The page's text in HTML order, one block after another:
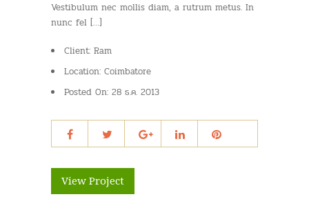
Vestibulum nec mollis diam, a rutrum metus. In
nunc fel […]
Client: Ram
Location: Coimbatore
Posted On: 28 ธ.ค. 2013
View Project